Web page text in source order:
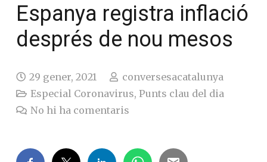
Espanya registra inflació
després de nou mesos
29 gener, 2021
conversesacatalunya
Especial Coronavirus,Punts clau del dia
No hi ha comentaris